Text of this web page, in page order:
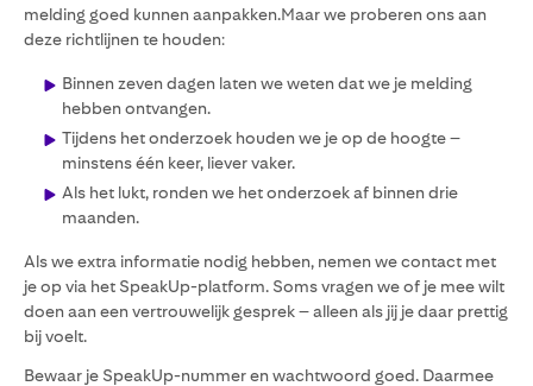
melding goed kunnen aanpakken.Maar we proberen ons aan
deze richtlijnen te houden:
Binnen zeven dagen laten we weten dat we je melding
hebben ontvangen.
Tijdens het onderzoek houden we je op de hoogte –
minstens één keer, liever vaker.
Als het lukt, ronden we het onderzoek af binnen drie
maanden.
Als we extra informatie nodig hebben, nemen we contact met
je op via het SpeakUp-platform. Soms vragen we of je mee wilt
doen aan een vertrouwelijk gesprek – alleen als jij je daar prettig
bij voelt.
Bewaar je SpeakUp-nummer en wachtwoord goed. Daarmee